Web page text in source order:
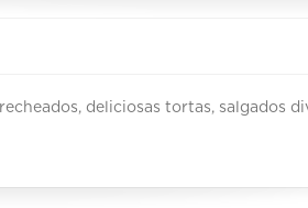
deliciosas tortas, salgados